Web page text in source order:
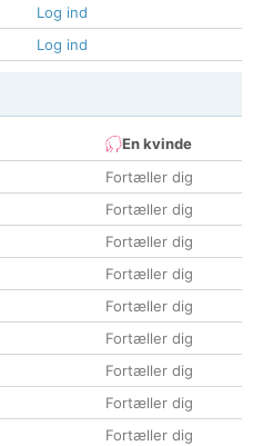
Log ind
Log ind
En kvinde
Fortæller dig
Fortæller dig
Fortæller dig
Fortæller dig
Fortæller dig
Fortæller dig
Fortæller dig
Fortæller dig
Fortæller dig